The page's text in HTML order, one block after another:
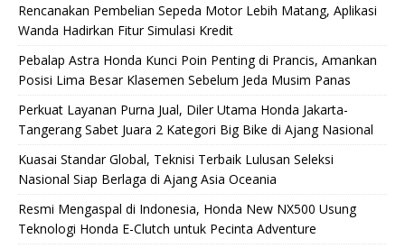
Rencanakan Pembelian Sepeda Motor Lebih Matang, Aplikasi
Wanda Hadirkan Fitur Simulasi Kredit
Pebalap Astra Honda Kunci Poin Penting di Prancis, Amankan
Posisi Lima Besar Klasemen Sebelum Jeda Musim Panas
Perkuat Layanan Purna Jual, Diler Utama Honda Jakarta-
Tangerang Sabet Juara 2 Kategori Big Bike di Ajang Nasional
Kuasai Standar Global, Teknisi Terbaik Lulusan Seleksi
Nasional Siap Berlaga di Ajang Asia Oceania
Resmi Mengaspal di Indonesia, Honda New NX500 Usung
Teknologi Honda E-Clutch untuk Pecinta Adventure